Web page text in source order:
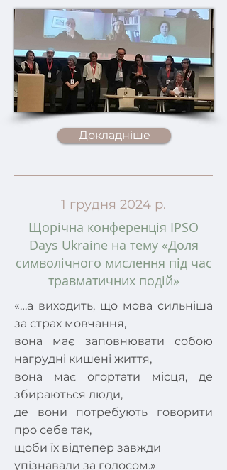
Докладніше
1 грудня 2024 р.
Щорічна конференція IPSO
Days Ukraine на тему «Доля
символічного мислення під час
травматичних подій»
«…а виходить, що мова сильніша
за страх мовчання,
вона має заповнювати собою
нагрудні кишені життя,
вона має огортати місця, де
збираються люди,
де вони потребують говорити
про себе так,
щоби їх відтепер завжди
упізнавали за голосом.»